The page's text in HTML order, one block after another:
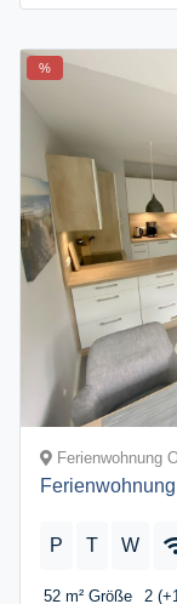
%
Ferienwohnung
P T W
52 m² Größe 2